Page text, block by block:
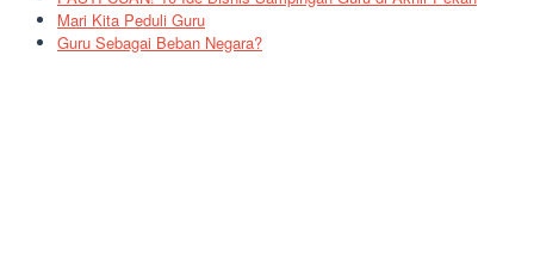
Mari Kita Peduli Guru
Guru Sebagai Beban Negara?